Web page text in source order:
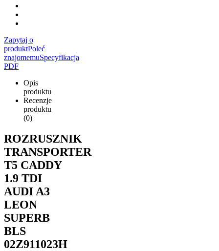
Zapytaj o
produktPoleć
znajomemuSpecyfikacja
PDF
Opis
produktu
Recenzje
produktu
(0)
ROZRUSZNIK
TRANSPORTER
T5 CADDY
1.9 TDI
AUDI A3
LEON
SUPERB
BLS
02Z911023H